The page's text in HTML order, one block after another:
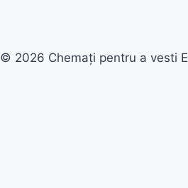
© 2026 Chemați pentru a vesti